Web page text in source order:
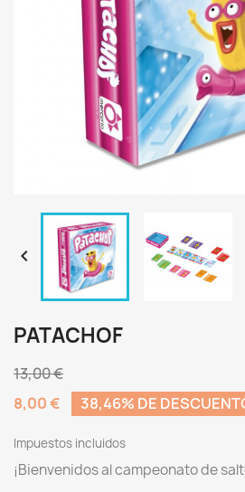

PATACHOF
13,00 €
8,00 €
38,46% DE
Impuestos incluidos
¡Bienvenidos al campeonato de